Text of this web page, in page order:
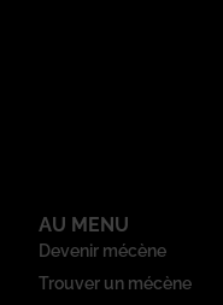
AU MENU
Devenir mécène
Trouver un mécène